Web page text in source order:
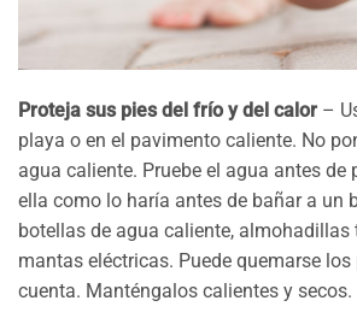
Proteja sus pies del frío y del calor –
playa o en el pavimento caliente. No
agua caliente. Pruebe el agua antes de
ella como lo haría antes de bañar a un
botellas de agua caliente, almohadillas
mantas eléctricas. Puede quemarse
cuenta. Manténgalos calientes y secos.